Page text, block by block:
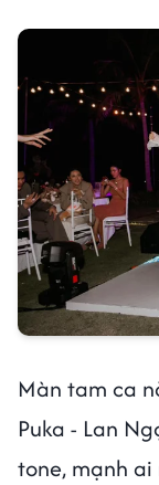
Màn tam ca
Puka - Lan
tone, mạnh